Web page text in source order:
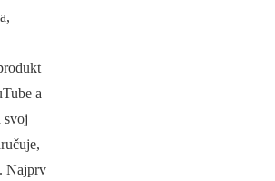
a
svoj
Najprv